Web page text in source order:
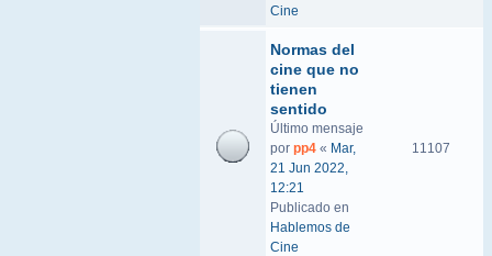
Cine
Normas del
cine que no
tienen
sentido
Último mensaje
por pp4 « Mar,
21 Jun 2022,
12:21
Publicado en
Hablemos de
Cine
11107